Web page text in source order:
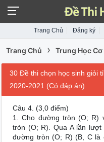
Trang Chủ Đăng ký
Trang Chủ › Trung Học Cơ
30 Đề thi chọn học sinh giỏi
2020-2021 (Có đáp án)
Câu 4. (3,0 điểm)
1. Cho đường tròn (O; R)
tròn (O; R). Qua A lần lượt
đường tròn (O; R) (B, C là